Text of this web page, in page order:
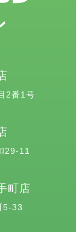
2番1号
29-11
町店
5-33